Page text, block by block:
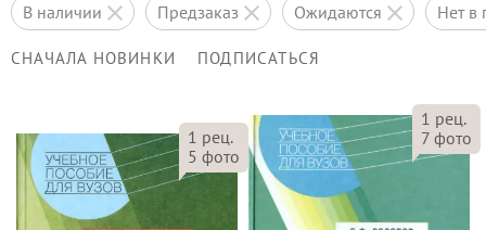
в наличии предзаказ ожидаются нет
СНАЧАЛА НОВИНКИ ПОДПИСАТЬСЯ
1 рец.
5 фото
1 рец.
7 фото